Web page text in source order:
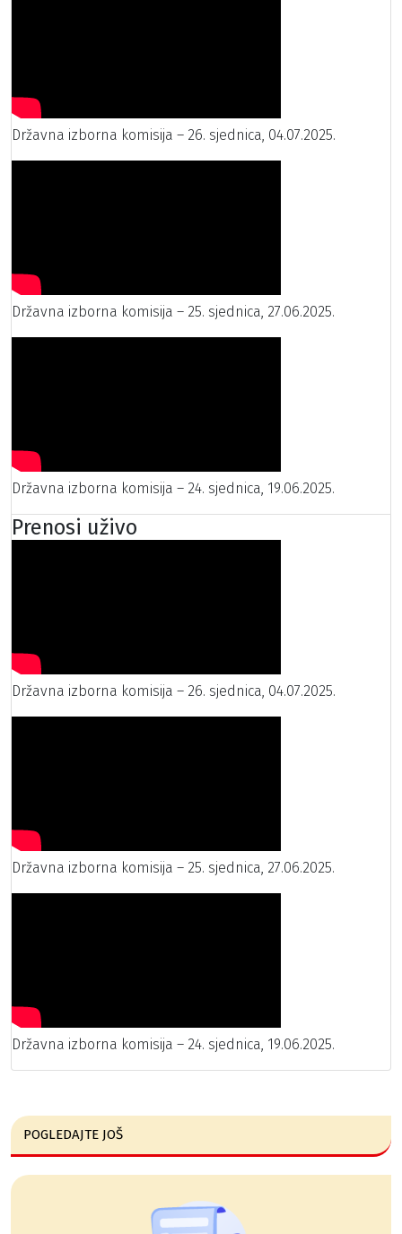
Državna izborna komisija – 26. sjednica, 04.07.2025.
Državna izborna komisija – 25. sjednica, 27.06.2025.
Državna izborna komisija – 24. sjednica, 19.06.2025.
Prenosi uživo
Državna izborna komisija – 26. sjednica, 04.07.2025.
Državna izborna komisija – 25. sjednica, 27.06.2025.
Državna izborna komisija – 24. sjednica, 19.06.2025.
POGLEDAJTE JOŠ